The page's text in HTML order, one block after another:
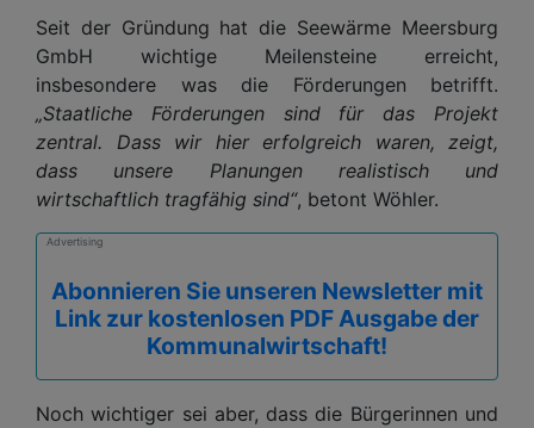
Seit der Gründung hat die Seewärme Meersburg
GmbH wichtige Meilensteine erreicht,
insbesondere was die Förderungen betrifft.
„Staatliche Förderungen sind für das Projekt
zentral. Dass wir hier erfolgreich waren, zeigt,
dass unsere Planungen realistisch und
wirtschaftlich tragfähig sind“, betont Wöhler.
Advertising
Abonnieren Sie unseren Newsletter mit
Link zur kostenlosen PDF Ausgabe der
Kommunalwirtschaft!
Noch wichtiger sei aber, dass die Bürgerinnen und